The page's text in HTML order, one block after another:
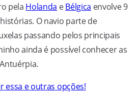
pela Holanda eBélgica envolve 9
O navio parte de
passando pelos principais
ainda é possível conhecer as
essa e outras opções!